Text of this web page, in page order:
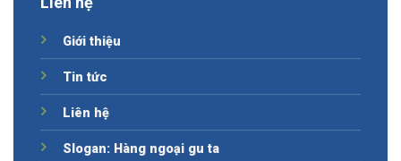
Giới thiệu
Tin tức
Liên hệ
Slogan: Hàng ngoại gu ta